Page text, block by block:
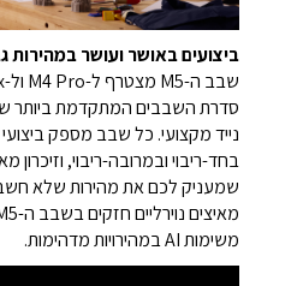
ביצועיםבאושר ועושר במהירות
סדרת השבבים המתקדמת ביותר
בחד-ריבוי ובמרובה-ריבוי,
שמעניק לכם את מהירות שלא
משימות AI במהירויות מדהימות.